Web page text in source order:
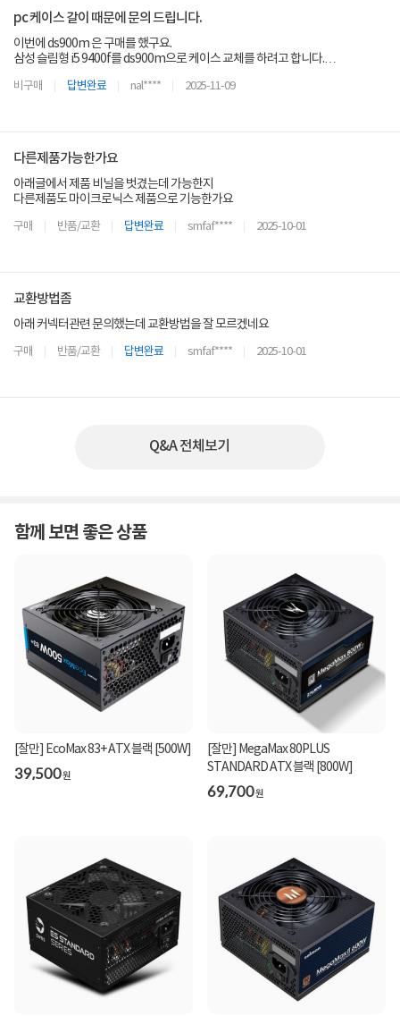
pc 케이스 갈이 때문에 문의 드립니다.
이번에 ds900m 은 구매를 했구요.
삼성 슬림형 i5 9400f를 ds900m으로 케이스 교체를 하려고 합니다.
비구매 답변완료 nal**** 2025-11-09
다른제품가능한가요
아래글에서 제품 비닐을 벗겼는데 가능한지
다른제품도 마이크로닉스 제품으로 기능한가요
구매 반품/교환 답변완료 smfaf**** 2025-10-01
교환방법좀
아래 커넥터관련 문의했는데 교환방법을 잘 모르겠네요
구매 반품/교환 답변완료 smfaf**** 2025-10-01
Q&A 전체보기
함께 보면 좋은 상품
[잘만] EcoMax 83+ ATX 블랙 [500W]
39,500원
[잘만] MegaMax 80PLUS
STANDARD ATX 블랙 [800W]
69,700원